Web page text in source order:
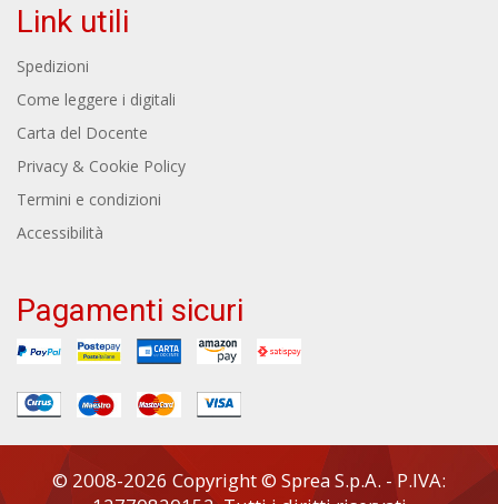
Link utili
Spedizioni
Come leggere i digitali
Carta del Docente
Privacy & Cookie Policy
Termini e condizioni
Accessibilità
Pagamenti sicuri
© 2008-2026 Copyright © Sprea S.p.A. - P.IVA: